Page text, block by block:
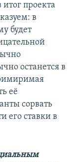
проекта
в
будет
останется в
её
сорвать
его ставки в